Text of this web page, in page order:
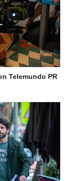
Telemundo PR